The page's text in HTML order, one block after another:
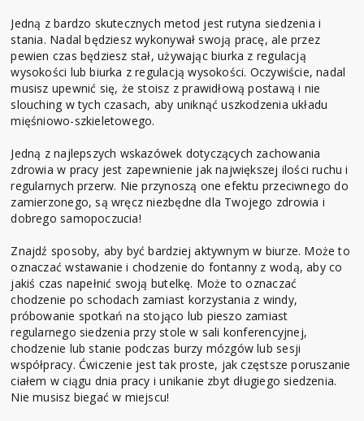
Jedną z bardzo skutecznych metod jest rutyna siedzenia i
stania. Nadal będziesz wykonywał swoją pracę, ale przez
pewien czas będziesz stał, używając biurka z regulacją
wysokości lub biurka z regulacją wysokości. Oczywiście, nadal
musisz upewnić się, że stoisz z prawidłową postawą i nie
slouching w tych czasach, aby uniknąć uszkodzenia układu
mięśniowo-szkieletowego.
Jedną z najlepszych wskazówek dotyczących zachowania
zdrowia w pracy jest zapewnienie jak największej ilości ruchu i
regularnych przerw. Nie przynoszą one efektu przeciwnego do
zamierzonego, są wręcz niezbędne dla Twojego zdrowia i
dobrego samopoczucia!
Znajdź sposoby, aby być bardziej aktywnym w biurze. Może to
oznaczać wstawanie i chodzenie do fontanny z wodą, aby co
jakiś czas napełnić swoją butelkę. Może to oznaczać
chodzenie po schodach zamiast korzystania z windy,
próbowanie spotkań na stojąco lub pieszo zamiast
regularnego siedzenia przy stole w sali konferencyjnej,
chodzenie lub stanie podczas burzy mózgów lub sesji
współpracy. Ćwiczenie jest tak proste, jak częstsze poruszanie
ciałem w ciągu dnia pracy i unikanie zbyt długiego siedzenia.
Nie musisz biegać w miejscu!